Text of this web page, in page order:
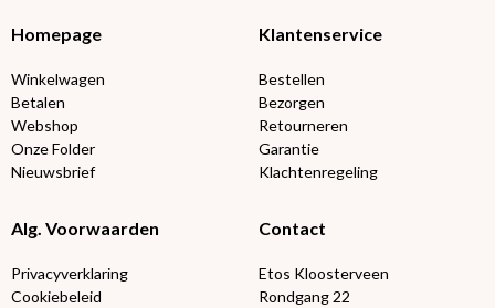
Homepage
Winkelwagen
Betalen
Webshop
Onze Folder
Nieuwsbrief
Klantenservice
Bestellen
Bezorgen
Retourneren
Garantie
Klachtenregeling
Alg. Voorwaarden
Privacyverklaring
Cookiebeleid
Contact
Etos Kloosterveen
Rondgang 22